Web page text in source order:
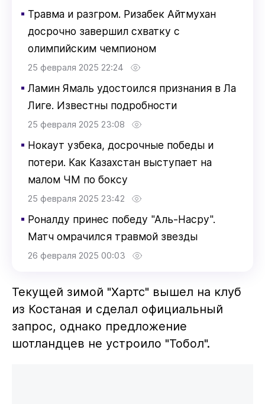
▪ Травма и разгром. Ризабек Айтмухан
досрочно завершил схватку с
олимпийским чемпионом
25 февраля 2025 22:24
▪ Ламин Ямаль удостоился признания в Ла
Лиге. Известны подробности
25 февраля 2025 23:08
▪ Нокаут узбека, досрочные победы и
потери. Как Казахстан выступает на
малом ЧМ по боксу
25 февраля 2025 23:42
▪ Роналду принес победу "Аль-Насру".
Матч омрачился травмой звезды
26 февраля 2025 00:03
Текущей зимой "Хартс" вышел на клуб
из Костаная и сделал официальный
запрос, однако предложение
шотландцев не устроило "Тобол".